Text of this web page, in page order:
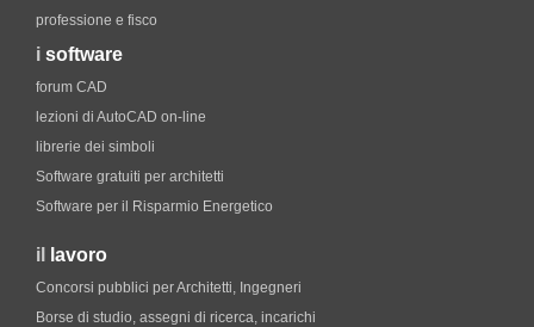
professione e fisco
i software
forum CAD
lezioni di AutoCAD on-line
librerie dei simboli
Software gratuiti per architetti
Software per il Risparmio Energetico
il lavoro
Concorsi pubblici per Architetti, Ingegneri
Borse di studio, assegni di ricerca, incarichi